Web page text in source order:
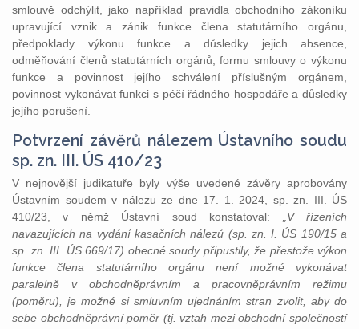
smlouvě odchýlit, jako například pravidla obchodního zákoníku
upravující vznik a zánik funkce člena statutárního orgánu,
předpoklady výkonu funkce a důsledky jejich absence,
odměňování členů statutárních orgánů, formu smlouvy o výkonu
funkce a povinnost jejího schválení příslušným orgánem,
povinnost vykonávat funkci s péčí řádného hospodáře a důsledky
jejího porušení.
Potvrzení závěrů nálezem Ústavního soudu
sp. zn. III. ÚS 410/23
V nejnovější judikatuře byly výše uvedené závěry aprobovány
Ústavním soudem v nálezu ze dne 17. 1. 2024, sp. zn. III. ÚS
410/23, v němž Ústavní soud konstatoval:
„V řízeních
navazujících na vydání kasačních nálezů (sp. zn. I. ÚS 190/15 a
sp. zn. III. ÚS 669/17) obecné soudy připustily, že přestože výkon
funkce člena statutárního orgánu není možné vykonávat
paralelně v obchodněprávním a pracovněprávním režimu
(poměru), je možné si smluvním ujednáním stran zvolit, aby do
sebe obchodněprávní poměr (tj. vztah mezi obchodní společností